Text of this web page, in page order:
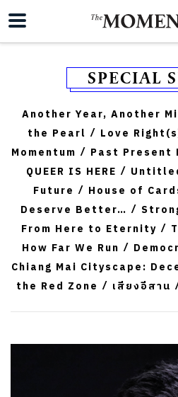
SPECIAL
Another Year, Another
the Pearl
/ Love
Momentum
/ Past Present
QUEER IS HERE /
Future
/ House of
Deserve Better…
/
From Here to Eternity
/
How Far We Run /
Chiang Mai Cityscape:
the Red Zone
/ เสียงอีสาน